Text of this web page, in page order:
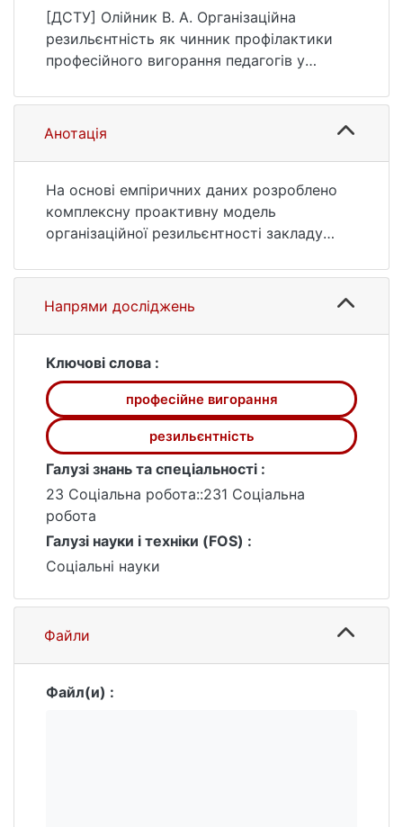
закладах освіти [Магістерська робота,
Київський національний університет імені
Тараса Шевченка]. eKNUTSHIR.
https://ir.library.knu.ua/handle/15071834/242
36
[ДСТУ] Олійник В. А. Організаційна
резильєнтність як чинник профілактики
професійного вигорання педагогів у
магістра : 231 Соціальна робота / наук.
кер. О. В. Чуйко. Київ, 2026. 137 с. URL:
https://ir.library.knu.ua/handle/15071834/242
Анотація
На основі емпіричних даних розроблено
комплексну проактивну модель
організаційної резильєнтності закладу
превенцію професійної деструкції та
забезпечує системну профілактику
вигорання педагогів через зміцнення
потенціалу в межах інтегральної системи
соціально- психологічної підтримки.
Напрями досліджень
Ключові слова :
професійне вигорання
резильєнтність
Галузі знань та спеціальності :
23 Соціальна робота::231 Соціальна
робота
Галузі науки і техніки (FOS) :
Соціальні науки
Файли
Файл(и) :